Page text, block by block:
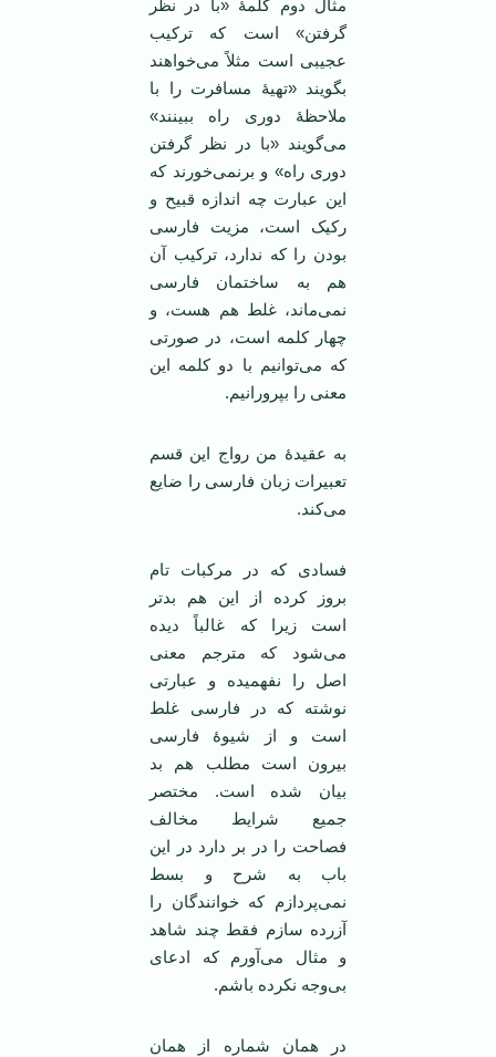
مثال دوم کلمۀ «با در نظر
گرفتن» است که ترکیب
عجیبی است مثلاً می‌خواهند
بگویند «تهیۀ مسافرت را با
ملاحظۀ دوری راه ببینند»
می‌گویند «با در نظر گرفتن
دوری راه» و برنمی‌خورند که
این عبارت چه اندازه قبیح و
رکیک است، مزیت فارسی
بودن را که ندارد، ترکیب آن
هم به ساختمان فارسی
نمی‌ماند، غلط هم هست، و
چهار کلمه است، در صورتی
که می‌توانیم با دو کلمه این
معنی را بپرورانیم.
به عقیدۀ من رواج این قسم
تعبیرات زبان فارسی را ضایع
می‌کند.
فسادی که در مرکبات تام
بروز کرده از این هم بد‌تر
است زیرا که غالباً دیده
می‌شود که مترجم معنی
اصل را نفهمیده و عبارتی
نوشته که در فارسی غلط
است و از شیوۀ فارسی
بیرون است مطلب هم بد
بیان شده است. مختصر
جمیع شرایط مخالف
فصاحت را در بر دارد در این
باب به شرح و بسط
نمی‌پردازم که خوانندگان را
آزرده سازم فقط چند شاهد
و مثال می‌آورم که ادعای
بی‌وجه نکرده باشم.
در‌‌ همان شماره از‌‌ همان